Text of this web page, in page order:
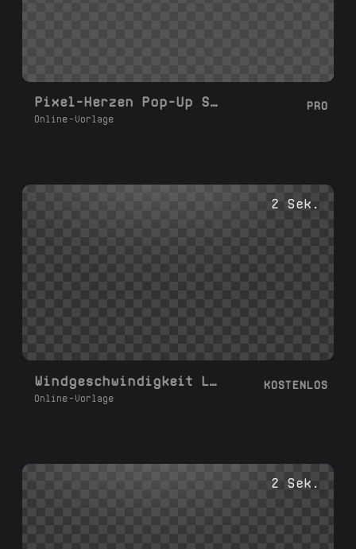
Pixel-Herzen Pop-Up Stinger-Übergang
Online-Vorlage
PRO
2 Sek.
Windgeschwindigkeit Linienübergang
Online-Vorlage
KOSTENLOS
2 Sek.